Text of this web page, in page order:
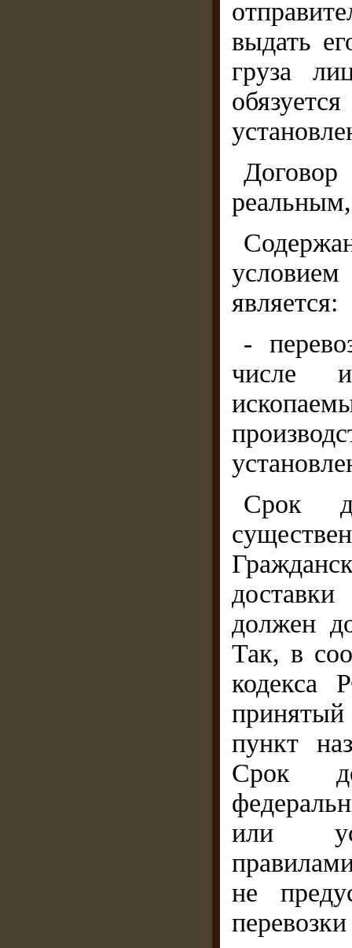
выдать
груза
является:
-
числе
Срок
должен
Так, в
кодекса
пункт
Срок
или
не
перевозки